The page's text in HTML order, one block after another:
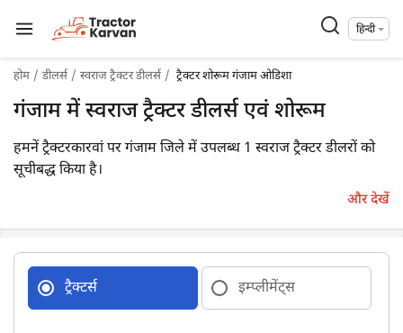
हिन्दी
होम डीलर्स स्वराज ट्रैक्टर डीलर्स ट्रैक्टर शोरूम गंजाम ओडिशा
गंजाम में स्वराज ट्रैक्टर डीलर्स एवं शोरूम
हमनें ट्रैक्टरकारवां पर गंजाम जिले में उपलब्ध 1 स्वराज ट्रैक्टर डीलरों को
सूचीबद्ध किया है।
और देखें
ट्रैक्टर्स इम्प्लीमेंट्स